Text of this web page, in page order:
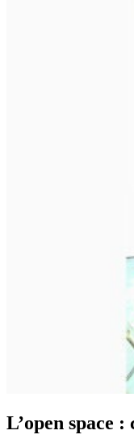
L’open space